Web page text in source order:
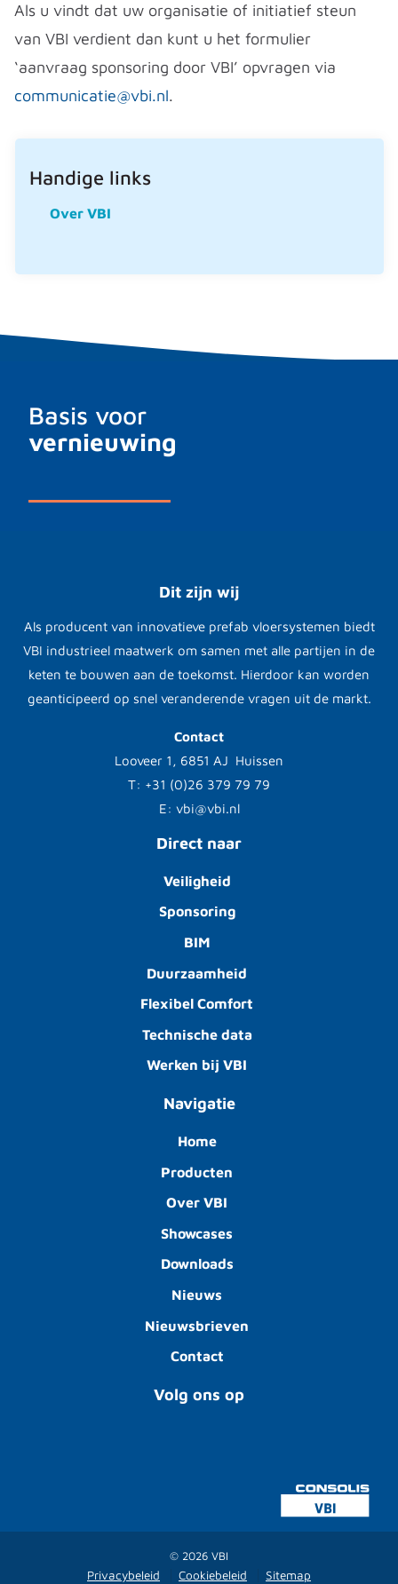
Als u vindt dat uw organisatie of initiatief steun
van VBI verdient dan kunt u het formulier
‘aanvraag sponsoring door VBI’ opvragen via
communicatie@vbi.nl.
Handige links
Over VBI
Basis voor
vernieuwing
Dit zijn wij
Als producent van innovatieve prefab vloersystemen biedt
VBI industrieel maatwerk om samen met alle partijen in de
keten te bouwen aan de toekomst. Hierdoor kan worden
geanticipeerd op snel veranderende vragen uit de markt.
Contact
Looveer 1, 6851 AJ Huissen
T: +31 (0)26 379 79 79
E: vbi@vbi.nl
Direct naar
Veiligheid
Sponsoring
BIM
Duurzaamheid
Flexibel Comfort
Technische data
Werken bij VBI
Navigatie
Home
Producten
Over VBI
Showcases
Downloads
Nieuws
Nieuwsbrieven
Contact
Volg ons op
© 2026 VBI
Privacybeleid Cookiebeleid Sitemap